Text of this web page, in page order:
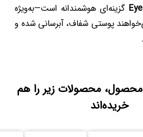
گزینه‌ای هوشمندانه است—به‌ویژه
پوستی شفاف، آبرسانی‌ شده و
محصول، محصولات زیر را هم
خریده‌اند